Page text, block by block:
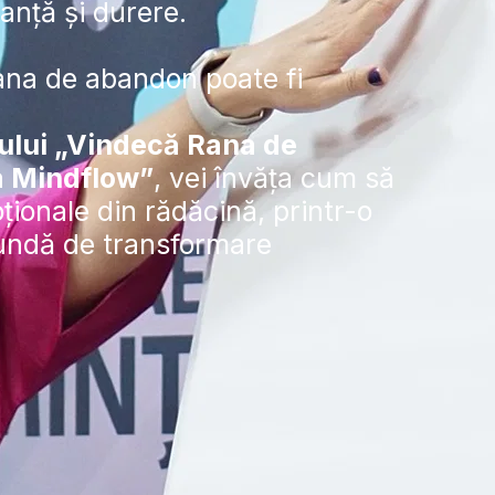
și durere.
de abandon poate fi
„Vindecă Rana de
Mindflow”, vei învăța cum să
din rădăcină, printr-o
de transformare